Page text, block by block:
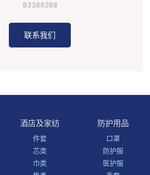
83386288
联系我们
酒店及家纺
件套
芯类
巾类
防护用品
口罩
防护服
医护服